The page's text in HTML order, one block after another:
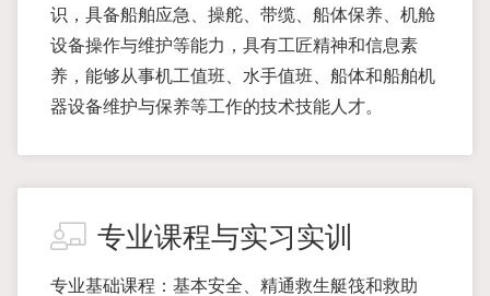
识，具备船舶应急、操舵、带缆、船体保养、机舱
设备操作与维护等能力，具有工匠精神和信息素
养，能够从事机工值班、水手值班、船体和船舶机
器设备维护与保养等工作的技术技能人才。
专业课程与实习实训
专业基础课程：基本安全、精通救生艇筏和救助